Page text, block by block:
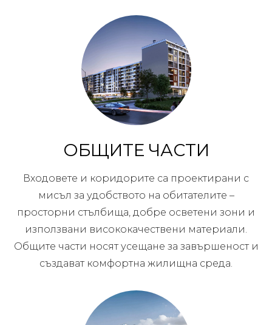
ОБЩИТЕ ЧАСТИ
Входовете и коридорите са проектирани с
мисъл за удобството на обитателите –
просторни стълбища, добре осветени зони и
използвани висококачествени материали.
Общите части носят усещане за завършеност и
създават комфортна жилищна среда.